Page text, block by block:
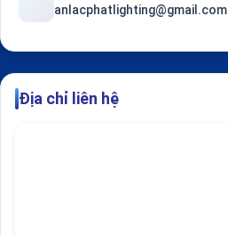
anlacphatlighting@gmail.com
Địa chỉ liên hệ